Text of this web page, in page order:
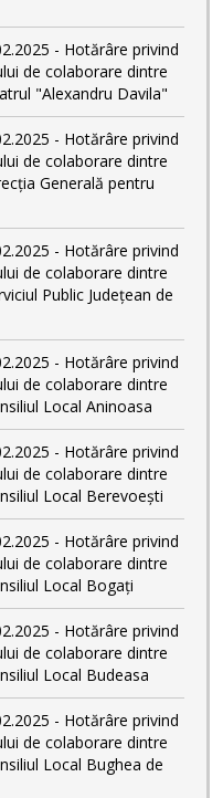
- Hotărâre privind
de colaborare dintre
"Alexandru Davila"
- Hotărâre privind
de colaborare dintre
Generală pentru
- Hotărâre privind
de colaborare dintre
Public Județean de
- Hotărâre privind
de colaborare dintre
Local Aninoasa
- Hotărâre privind
de colaborare dintre
Local Berevoești
- Hotărâre privind
de colaborare dintre
Local Bogați
- Hotărâre privind
de colaborare dintre
Local Budeasa
- Hotărâre privind
de colaborare dintre
Local Bughea de